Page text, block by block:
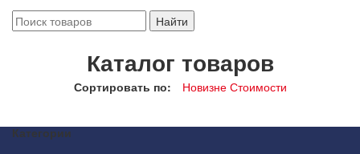
Каталог товаров
Сортировать по: Новизне Стоимости
Категории